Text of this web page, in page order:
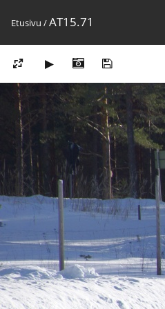
Etusivu /AT15.71